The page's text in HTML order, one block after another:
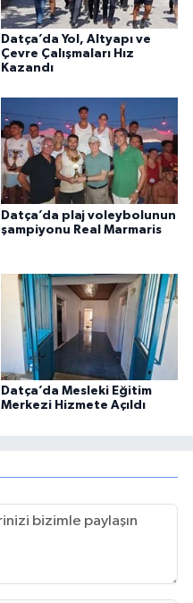
Datça’da Yol, Altyapı ve
Çevre Çalışmaları Hız
Kazandı
Datça’da plaj voleybolunun
şampiyonu Real Marmaris
Datça’da Mesleki Eğitim
Merkezi Hizmete Açıldı